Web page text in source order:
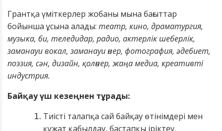
Грантқа үміткерлер жобаны мына бағыттар
бойынша ұсына алады: театр, кино, драматургия,
музыка, би, теледидар, радио, актерлік шеберлік,
заманауи вокал, заманауи өнер, фотография, әдебиет,
поэзия, сән, дизайн, қолөнер, жаңа медиа, креативті
индустрия.
Байқау үш кезеңнен тұрады:
Тиісті талапқа сай байқау өтінімдері мен
құжат қабылдау, бастапқы іріктеу.